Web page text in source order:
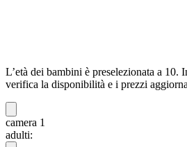
L’età dei bambini è preselezionata a 10.
verifica la disponibilità e i prezzi
camera 1
adulti: